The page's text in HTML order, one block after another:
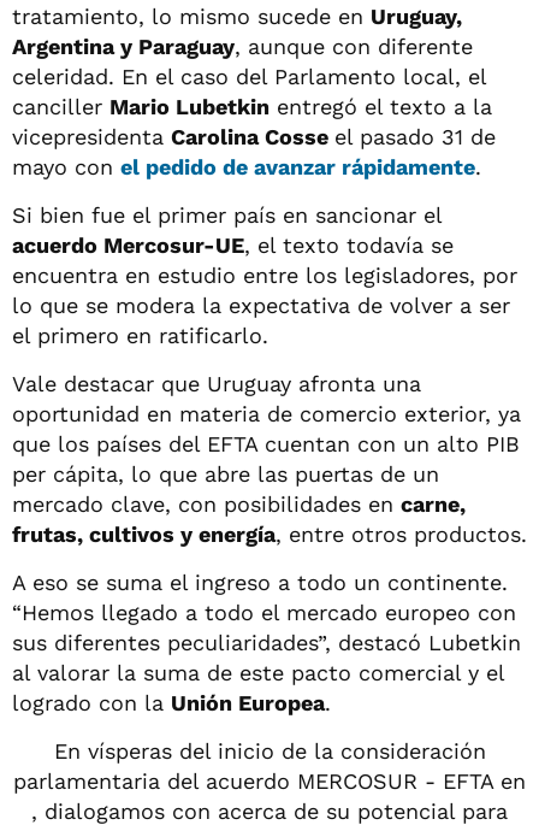
tratamiento, lo mismo sucede en Uruguay,
Argentina y Paraguay, aunque con diferente
celeridad. En el caso del Parlamento local, el
canciller Mario Lubetkin entregó el texto a la
vicepresidenta Carolina Cosse el pasado 31 de
mayo con el pedido de avanzar rápidamente.
Si bien fue el primer país en sancionar el
acuerdo Mercosur-UE, el texto todavía se
encuentra en estudio entre los legisladores, por
lo que se modera la expectativa de volver a ser
el primero en ratificarlo.
Vale destacar que Uruguay afronta una
oportunidad en materia de comercio exterior, ya
que los países del EFTA cuentan con un alto PIB
per cápita, lo que abre las puertas de un
mercado clave, con posibilidades en carne,
frutas, cultivos y energía, entre otros productos.
A eso se suma el ingreso a todo un continente.
“Hemos llegado a todo el mercado europeo con
sus diferentes peculiaridades”, destacó Lubetkin
al valorar la suma de este pacto comercial y el
logrado con la Unión Europea.
En vísperas del inicio de la consideración
parlamentaria del acuerdo MERCOSUR - EFTA en
, dialogamos con acerca de su potencial para